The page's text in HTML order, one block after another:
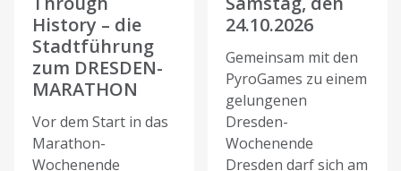
History – die
Stadtführung
zum DRESDEN-
MARATHON
Vor dem Start in das
Marathon-
Wochenende
24.10.2026
Gemeinsam mit den
PyroGames zu einem
gelungenen
Dresden-
Wochenende
Dresden darf sich am